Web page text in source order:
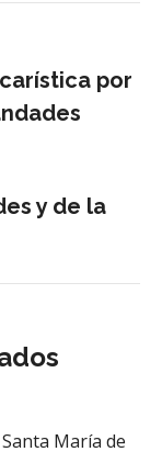
por
y de la
María de